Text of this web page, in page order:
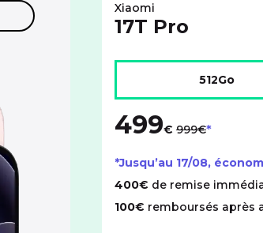
Xiaomi
17T Pro
512Go
499€ 999€
*Jusqu’au 17/08,
400€ de remise
100€ remboursés après